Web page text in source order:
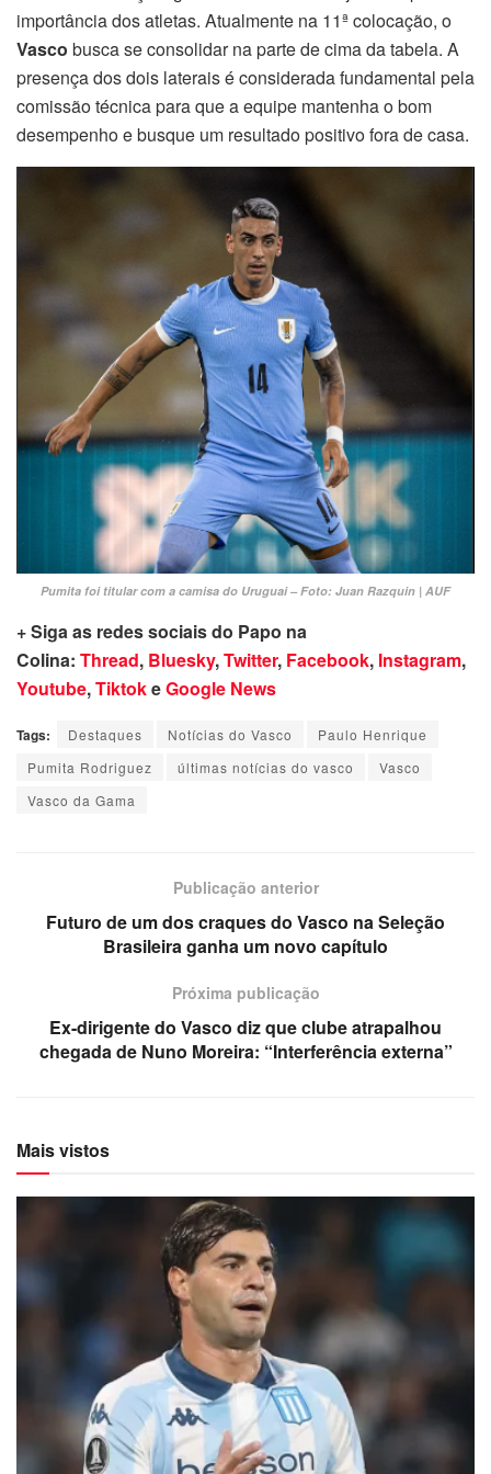
importância dos atletas. Atualmente na 11ª colocação, o
Vasco busca se consolidar na parte de cima da tabela. A
presença dos dois laterais é considerada fundamental pela
comissão técnica para que a equipe mantenha o bom
desempenho e busque um resultado positivo fora de casa.
Pumita foi titular com a camisa do Uruguai – Foto: Juan Razquin | AUF
+ Siga as redes sociais do Papo na
Colina: Thread, Bluesky,Twitter, Facebook, Instagram,
Youtube,TiktokeGoogle News
Tags: Destaques Notícias do Vasco
Paulo Henrique
Pumita Rodriguez
últimas notícias do vasco
Vasco
Vasco da Gama
Publicação anterior
Futuro de um dos craques do Vasco na Seleção
Brasileira ganha um novo capítulo
Próxima publicação
Ex-dirigente do Vasco diz que clube atrapalhou
chegada de Nuno Moreira: “Interferência externa”
Mais vistos